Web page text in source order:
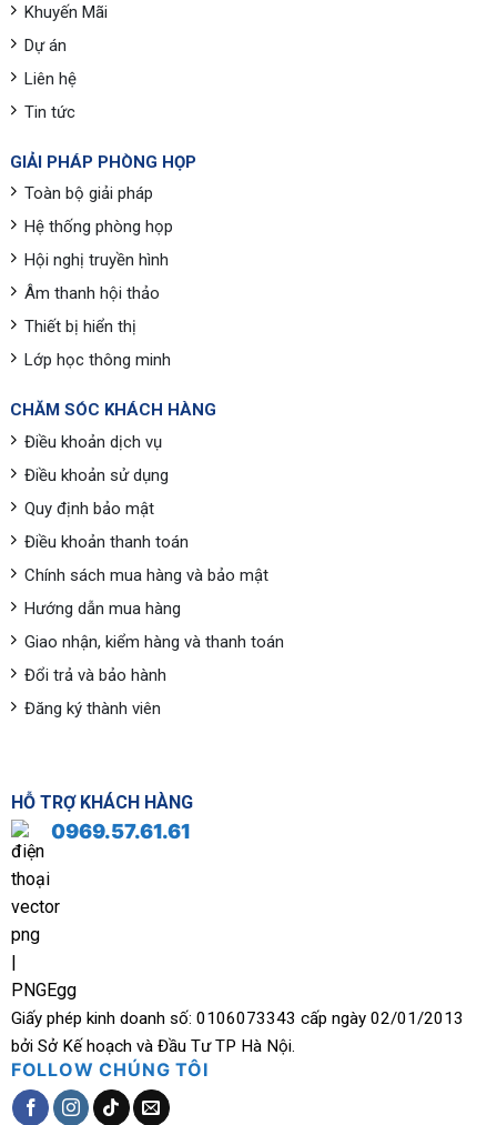
Khuyến Mãi
Dự án
Liên hệ
Tin tức
GIẢI PHÁP PHÒNG HỌP
Toàn bộ giải pháp
Hệ thống phòng họp
Hội nghị truyền hình
Âm thanh hội thảo
Thiết bị hiển thị
Lớp học thông minh
CHĂM SÓC KHÁCH HÀNG
Điều khoản dịch vụ
Điều khoản sử dụng
Quy định bảo mật
Điều khoản thanh toán
Chính sách mua hàng và bảo mật
Hướng dẫn mua hàng
Giao nhận, kiểm hàng và thanh toán
Đổi trả và bảo hành
Đăng ký thành viên
HỖ TRỢ KHÁCH HÀNG
0969.57.61.61
Giấy phép kinh doanh số: 0106073343 cấp ngày 02/01/2013
bởi Sở Kế hoạch và Đầu Tư TP Hà Nội.
FOLLOW CHÚNG TÔI